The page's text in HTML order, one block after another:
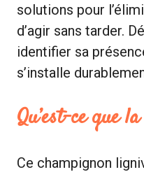
solutions pour
d’agir sans tarder.
identifier sa
s’installe
Qu’est-ce que
Ce champignon